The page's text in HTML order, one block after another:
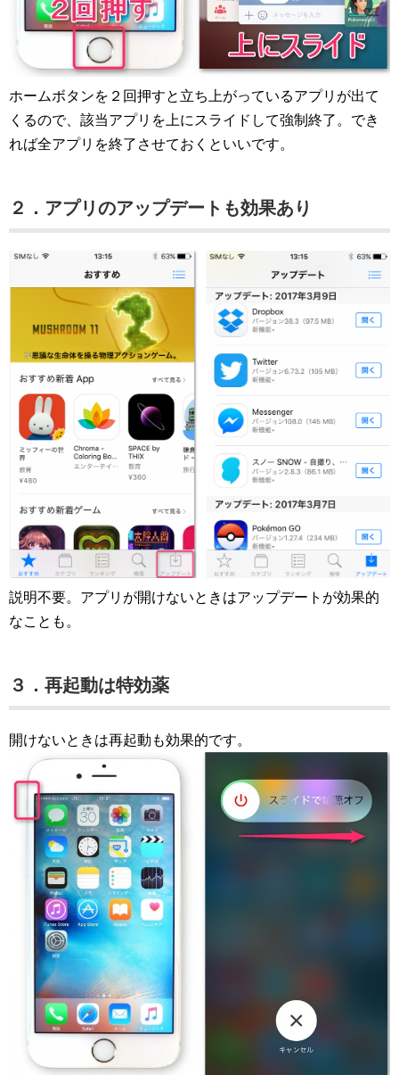
ホームボタンを２回押すと立ち上がっているアプリが出て
くるので、該当アプリを上にスライドして強制終了。でき
れば全アプリを終了させておくといいです。
２．アプリのアップデートも効果あり
説明不要。アプリが開けないときはアップデートが効果的
なことも。
３．再起動は特効薬
開けないときは再起動も効果的です。